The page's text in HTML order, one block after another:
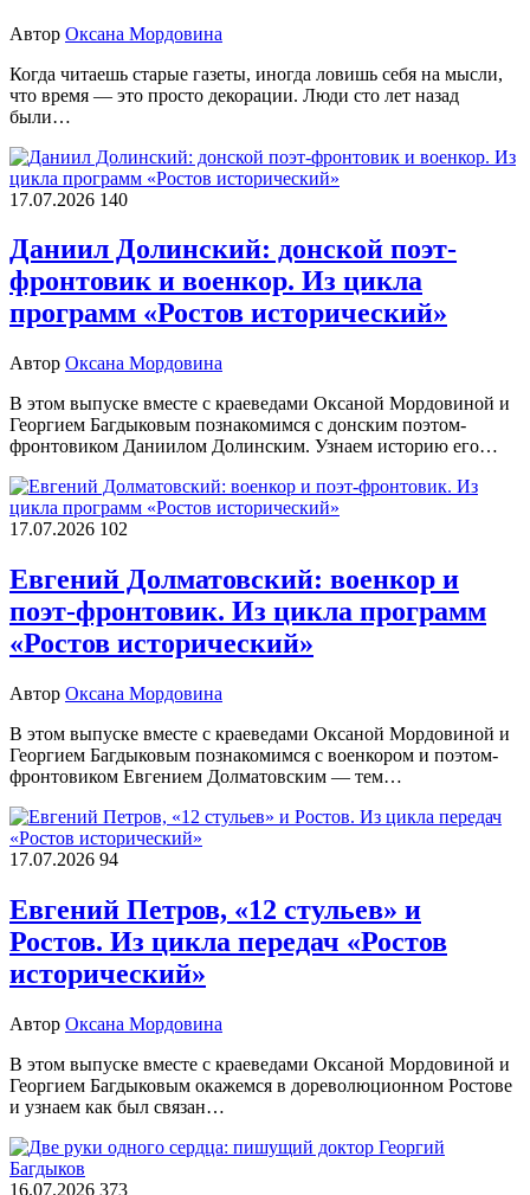
Автор Оксана Мордовина
Когда читаешь старые газеты, иногда ловишь себя на мысли,
что время — это просто декорации. Люди сто лет назад
были…
17.07.2026 140
Даниил Долинский: донской поэт-
фронтовик и военкор. Из цикла
программ «Ростов исторический»
Автор Оксана Мордовина
В этом выпуске вместе с краеведами Оксаной Мордовиной и
Георгием Багдыковым познакомимся с донским поэтом-
фронтовиком Даниилом Долинским. Узнаем историю его…
17.07.2026 102
Евгений Долматовский: военкор и
поэт-фронтовик. Из цикла программ
«Ростов исторический»
Автор Оксана Мордовина
В этом выпуске вместе с краеведами Оксаной Мордовиной и
Георгием Багдыковым познакомимся с военкором и поэтом-
фронтовиком Евгением Долматовским — тем…
17.07.2026 94
Евгений Петров, «12 стульев» и
Ростов. Из цикла передач «Ростов
исторический»
Автор Оксана Мордовина
В этом выпуске вместе с краеведами Оксаной Мордовиной и
Георгием Багдыковым окажемся в дореволюционном Ростове
и узнаем как был связан…
16.07.2026 373